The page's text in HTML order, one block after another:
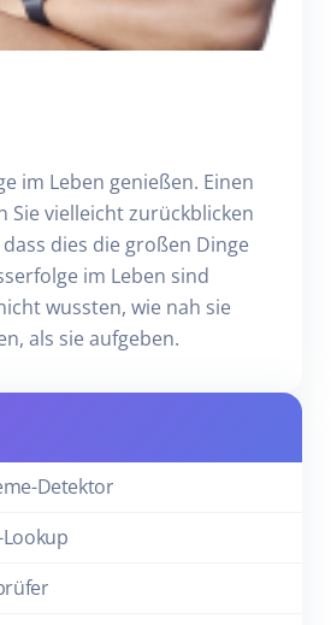
im Leben genießen. Einen
Sie vielleicht zurückblicken
dies die großen Dinge
im Leben sind
wussten, wie nah sie
als sie aufgeben.
Detektor